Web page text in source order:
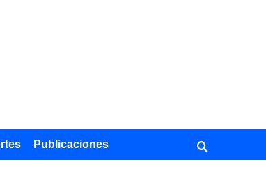
Publicaciones